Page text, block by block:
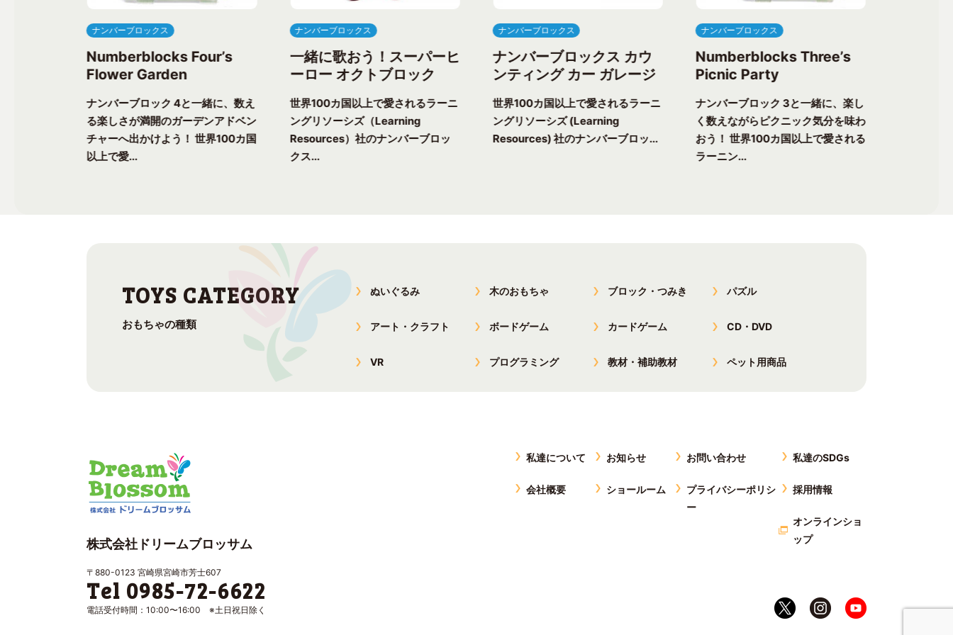
ナンバーブロックス
Numberblocks Four’s
Flower Garden
ナンバーブロック 4と一緒に、数え
る楽しさが満開のガーデンアドベン
チャーへ出かけよう！ 世界100カ国
以上で愛...
ナンバーブロックス
一緒に歌おう！スーパーヒ
ーロー オクトブロック
世界100カ国以上で愛されるラーニ
ングリソーシズ（Learning
Resources）社のナンバーブロッ
クス...
ナンバーブロックス
ナンバーブロックス カウ
ンティング カー ガレージ
世界100カ国以上で愛されるラーニ
ングリソーシズ (Learning
Resources) 社のナンバーブロッ...
ナンバーブロックス
Numberblocks Three’s
Picnic Party
ナンバーブロック 3と一緒に、楽し
く数えながらピクニック気分を味わ
おう！ 世界100カ国以上で愛される
ラーニン...
おもちゃの種類
ぬいぐるみ 木のおもちゃ ブロック・つみき パズル
アート・クラフト ボードゲーム カードゲーム CD・DVD
VR プログラミング 教材・補助教材 ペット用商品
私達について
会社概要
お知らせ
ショールーム
お問い合わせ
プライバシーポリシ
ー
私達のSDGs
採用情報
オンラインショ
ップ
株式会社ドリームブロッサム
〒880-0123 宮崎県宮崎市芳士607
Tel 0985-72-6622
電話受付時間：10:00〜16:00 ※土日祝日除く